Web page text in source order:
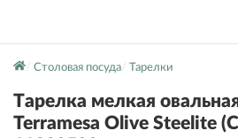
Столовая посуда Тарелки
Тарелка мелкая
Terramesa Olive Steelite